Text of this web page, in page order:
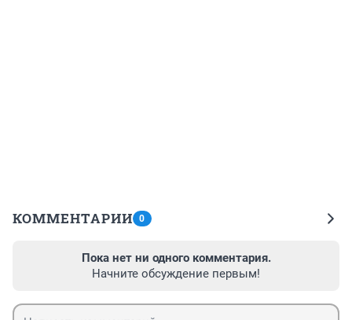
КОММЕНТАРИИ 0
Пока нет ни одного комментария.
Начните обсуждение первым!